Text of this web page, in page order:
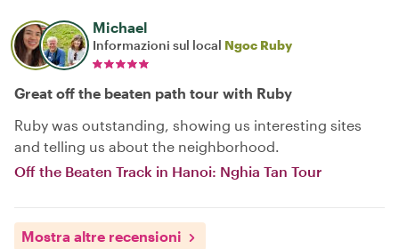
Michael
Informazioni sul local Ngoc Ruby
Great off the beaten path tour with Ruby
Ruby was outstanding, showing us interesting sites
and telling us about the neighborhood.
Off the Beaten Track in Hanoi: Nghia Tan Tour
Mostra altre recensioni